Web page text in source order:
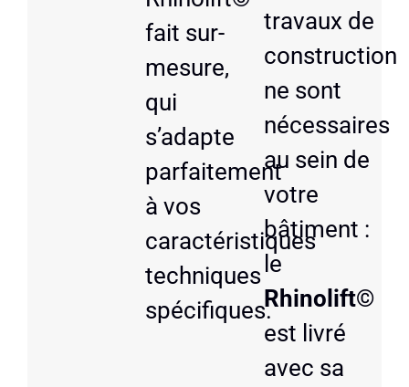
fait sur-
mesure,
qui
s’adapte
parfaitement
à vos
caractéristiques
techniques
spécifiques.
travaux de
construction
ne sont
nécessaires
au sein de
votre
bâtiment :
le
Rhinolift©
est livré
avec sa